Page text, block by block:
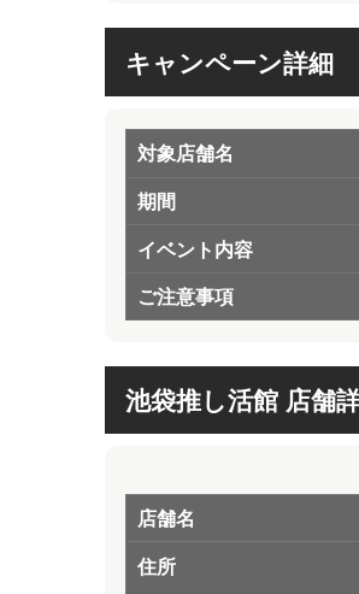
キャンペーン詳細
対象店舗名
期間
イベント内容
ご注意事項
池袋推し活館 店舗
店舗名
住所